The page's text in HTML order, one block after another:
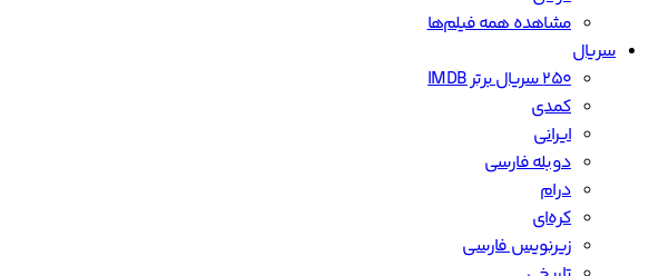
مشاهده همه فیلم‌ها
سریال
۲۵۰ سریال برتر IMDB
کمدی
ایرانی
دوبله فارسی
درام
کره‌ای
زیرنویس فارسی